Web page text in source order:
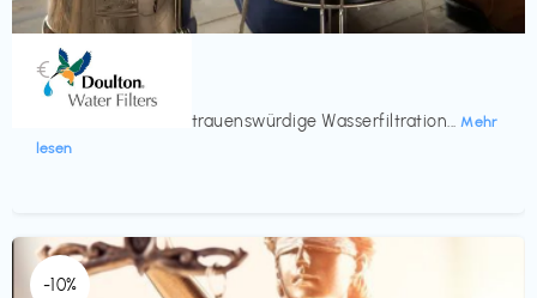
Küche & Haushalt
Doulton
Seit 200 Jahren vertrauenswürdige Wasserfiltration... Mehr
lesen
€‎
-10%